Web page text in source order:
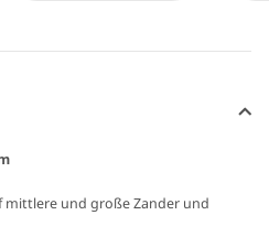
mittlere und große Zander und